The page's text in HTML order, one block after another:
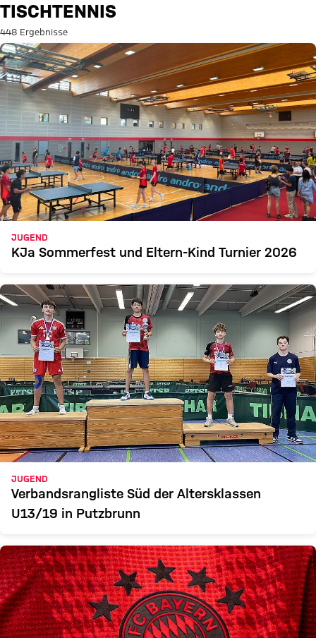
Suche: Tischtennis
TISCHTENNIS
448 Ergebnisse
JUGEND
KJa Sommerfest und Eltern-Kind Turnier 2026
JUGEND
Verbandsrangliste Süd der Altersklassen
U13/19 in Putzbrunn